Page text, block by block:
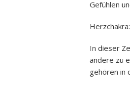
Gefühlen
In dieser
andere zu
gehören in